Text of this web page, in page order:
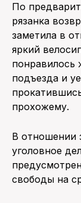
По
рязанка
заметила в
яркий
понравилось
подъезда и
прохожему.
В отношении
уголовное
свободы на